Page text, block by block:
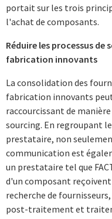
portait sur les trois
l'achat de composants.
Réduire les processus de
fabrication innovants
La consolidation des
fabrication innovants
raccourcissant de
sourcing. En regroupant
prestataire, non
communication est
un prestataire tel que
d'un composant
recherche de
post-traitement et